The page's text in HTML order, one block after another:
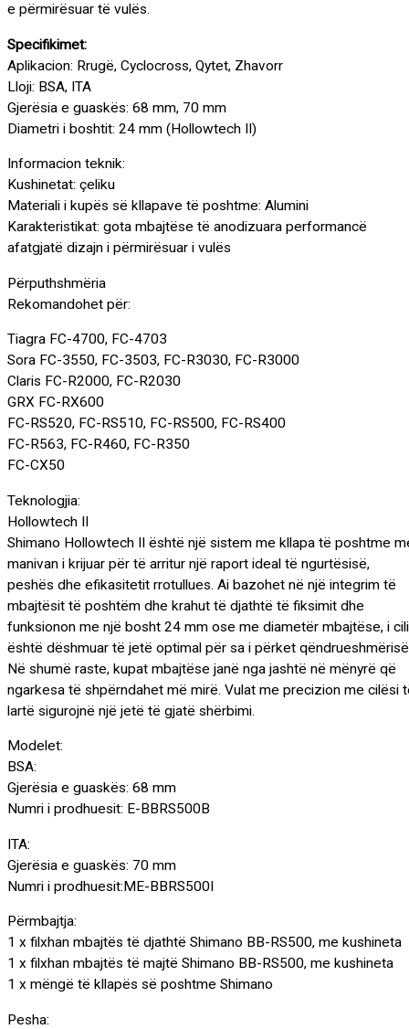
e përmirësuar të vulës.
Specifikimet:
Aplikacion: Rrugë, Cyclocross, Qytet, Zhavorr
Lloji: BSA, ITA
Gjerësia e guaskës: 68 mm, 70 mm
Diametri i boshtit: 24 mm (Hollowtech II)
Informacion teknik:
Kushinetat: çeliku
Materiali i kupës së kllapave të poshtme: Alumini
Karakteristikat: gota mbajtëse të anodizuara performancë
afatgjatë dizajn i përmirësuar i vulës
Përputhshmëria
Rekomandohet për:
Tiagra FC-4700, FC-4703
Sora FC-3550, FC-3503, FC-R3030, FC-R3000
Claris FC-R2000, FC-R2030
GRX FC-RX600
FC-RS520, FC-RS510, FC-RS500, FC-RS400
FC-R563, FC-R460, FC-R350
FC-CX50
Teknologjia:
Hollowtech II
Shimano Hollowtech II është një sistem me kllapa të poshtme
manivan i krijuar për të arritur një raport ideal të ngurtësisë,
peshës dhe efikasitetit rrotullues. Ai bazohet në një integrim të
mbajtësit të poshtëm dhe krahut të djathtë të fiksimit dhe
funksionon me një bosht 24 mm ose me diametër mbajtëse, i cili
është dëshmuar të jetë optimal për sa i përket
Në shumë raste, kupat mbajtëse janë nga jashtë në mënyrë që
ngarkesa të shpërndahet më mirë. Vulat me precizion me cilësi
lartë sigurojnë një jetë të gjatë shërbimi.
Modelet:
BSA:
Gjerësia e guaskës: 68 mm
Numri i prodhuesit: E-BBRS500B
ITA:
Gjerësia e guaskës: 70 mm
Numri i prodhuesit:ME-BBRS500I
Përmbajtja:
1 x filxhan mbajtës të djathtë Shimano BB-RS500, me kushineta
1 x filxhan mbajtës të majtë Shimano BB-RS500, me kushineta
1 x mëngë të kllapës së poshtme Shimano
Pesha: